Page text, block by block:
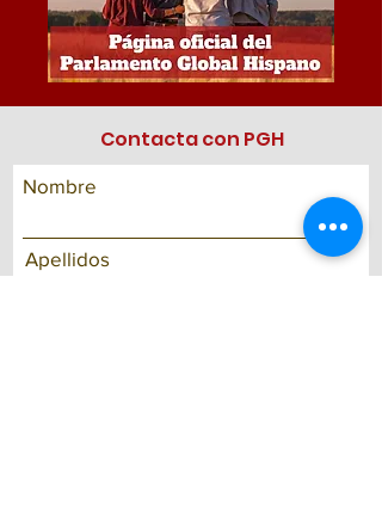
Contacta con PGH
Nombre
Apellidos